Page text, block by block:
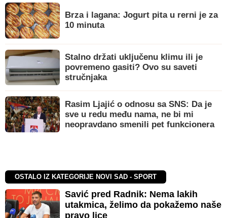
Brza i lagana: Jogurt pita u rerni je za
10 minuta
Stalno držati uključenu klimu ili je
povremeno gasiti? Ovo su saveti
stručnjaka
Rasim Ljajić o odnosu sa SNS: Da je
sve u redu među nama, ne bi mi
neopravdano smenili pet funkcionera
OSTALO IZ KATEGORIJE NOVI SAD - SPORT
Savić pred Radnik: Nema lakih
utakmica, želimo da pokažemo naše
pravo lice